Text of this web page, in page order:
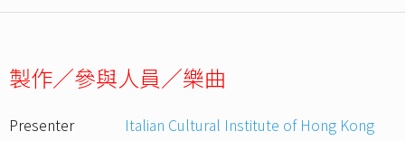
製作／參與人員／樂曲
Presenter
Italian Cultural Institute of Hong Kong